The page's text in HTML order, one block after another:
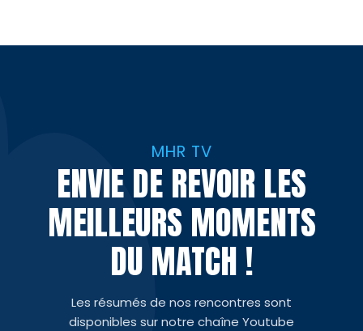
MHR TV
ENVIE DE REVOIR LES
MEILLEURS MOMENTS
DU MATCH !
Les résumés de nos rencontres sont
disponibles sur notre chaîne Youtube